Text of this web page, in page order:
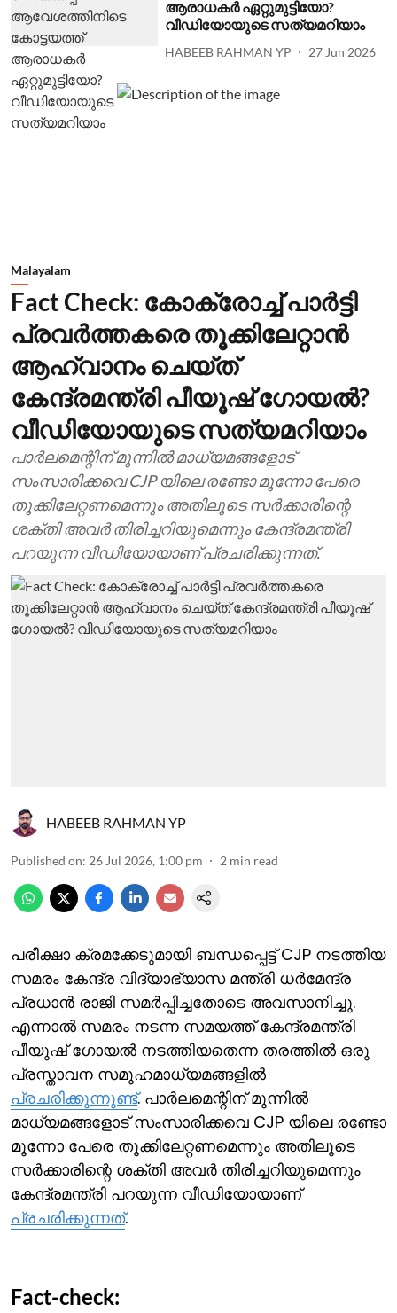
ആരാധകര്‍ ഏറ്റുമുട്ടിയോ?
വീഡിയോയുടെ സത്യമറിയാം
HABEEB RAHMAN YP 27 Jun 2026
Malayalam
Fact Check: കോക്രോച്ച് പാര്‍ട്ടി
പ്രവര്‍ത്തകരെ തൂക്കിലേറ്റാന്‍
ആഹ്വാനം ചെയ്ത്
കേന്ദ്രമന്ത്രി പീയൂഷ് ഗോയല്‍?
വീഡിയോയുടെ സത്യമറിയാം
പാര്‍ലമെന്റിന് മുന്നില്‍ മാധ്യമങ്ങളോട്
സംസാരിക്കവെ CJP യിലെ രണ്ടോ മൂന്നോ പേരെ
തൂക്കിലേറ്റണമെന്നും അതിലൂടെ സര്‍‍ക്കാരിന്റെ
ശക്തി അവര്‍ തിരിച്ചറിയുമെന്നും കേന്ദ്രമന്ത്രി
പറയുന്ന വീഡിയോയാണ് പ്രചരിക്കുന്നത്.
HABEEB RAHMAN YP
Published on: 26 Jul 2026, 1:00 pm 2 min read
പരീക്ഷാ ക്രമക്കേടുമായി ബന്ധപ്പെട്ട് CJP നടത്തിയ
സമരം കേന്ദ്ര വിദ്യാഭ്യാസ മന്ത്രി ധര്‍മേന്ദ്ര
പ്രധാന്‍ രാജി സമര്‍പ്പിച്ചതോടെ അവസാനിച്ചു.
എന്നാല്‍ സമരം നടന്ന സമയത്ത് കേന്ദ്രമന്ത്രി
പീയുഷ് ഗോയല്‍ നടത്തിയതെന്ന തരത്തില്‍ ഒരു
പ്രസ്താവന സമൂഹമാധ്യമങ്ങളില്‍
പ്രചരിക്കുന്നുണ്ട്. പാര്‍ലമെന്റിന് മുന്നില്‍
മാധ്യമങ്ങളോട് സംസാരിക്കവെ CJP യിലെ രണ്ടോ
മൂന്നോ പേരെ തൂക്കിലേറ്റണമെന്നും അതിലൂടെ
സര്‍‍ക്കാരിന്റെ ശക്തി അവര്‍ തിരിച്ചറിയുമെന്നും
കേന്ദ്രമന്ത്രി പറയുന്ന വീഡിയോയാണ്
പ്രചരിക്കുന്നത്.
Fact-check: